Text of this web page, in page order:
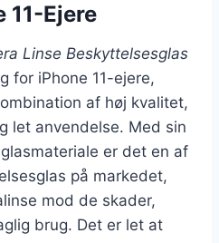
11-Ejere
Linse Beskyttelsesglas
for iPhone 11-ejere,
af høj kvalitet,
let anvendelse. Med sin
er det en af
på markedet,
mod de skader,
brug. Det er let at